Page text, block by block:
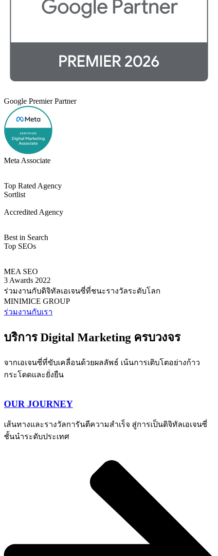
Google Premier Partner
Meta Associate
Top Rated Agency
Sortlist
Accredited Agency
Best in Search
Top SEOs
MEA SEO
3 Awards 2022
ร่วมงานกับดิจิทัลเอเจนซี่ที่ชนะรางวัลระดับโลก
MINIMICE GROUP
ร่วมงานกับเรา
บริการDigital Marketing ครบวงจร
จากเอเจนซี่ที่ขับเคลื่อนด้วยผลลัพธ์ เน้นการเติบโตอย่างก้าว
กระโดดและยั่งยืน
OUR JOURNEY
เส้นทางและรางวัลการันตีความสำเร็จ สู่การเป็นดิจิทัลเอเจนซี่
ชั้นนำระดับประเทศ